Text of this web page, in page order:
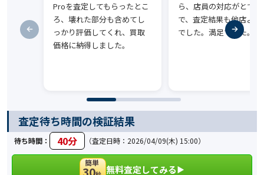
Proを査定してもらったとこ
ろ、壊れた部分も含めてし
っかり評価してくれ、買取
価格に納得しました。
ら、店員の対応がとても
で、査定結果も他店より
でした。満足でした。
査定待ち時間の検証結果
待ち時間： 40分 （査定日時：2026/04/09(木) 15:00）
簡単
無料査定してみる▶︎